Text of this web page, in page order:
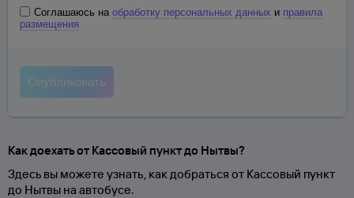
Соглашаюсь на обработку персональных данных и правила
размещения
Как доехать от Кассовый пункт до Нытвы?
Здесь вы можете узнать, как добраться от Кассовый пункт
до Нытвы на автобусе.